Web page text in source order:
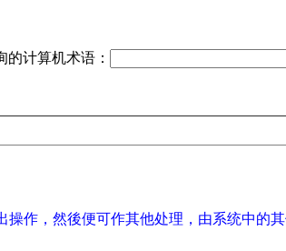
的计算机术语：
作，然後便可作其他处理，由系统中的